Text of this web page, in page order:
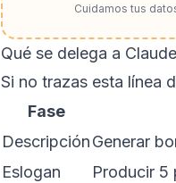
Cuidamos tus
Qué se delega a
Si no trazas esta línea
Fase
DescripciónGenerar
Eslogan
Producir 5